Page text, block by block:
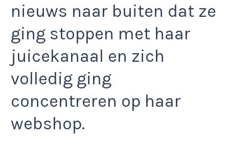
nieuws naar buiten dat ze
ging stoppen met haar
juicekanaal en zich
volledig ging
concentreren op haar
webshop.